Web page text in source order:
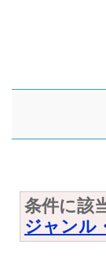
条件に該
ジャンル